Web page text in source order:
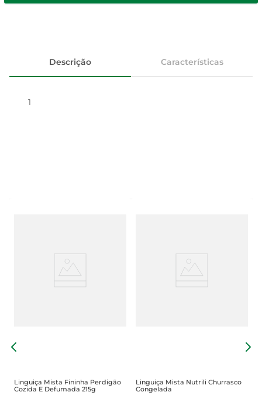
Descrição Características
1
Linguiça Mista Fininha Perdigão
Cozida E Defumada 215g
Linguiça Mista Nutrili Churrasco
Congelada